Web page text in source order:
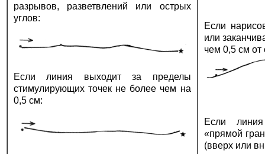
разрывов, разветвлений или острых
углов:
Если линия выходит за пределы
стимулирующих точек не более чем на
0,5 см:
Если
или
чем 0,5 см от
Если
«прямой
(вверх или